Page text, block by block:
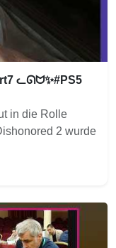
ᓚᘏᗢ✨#PS5
in die Rolle
2 wurde